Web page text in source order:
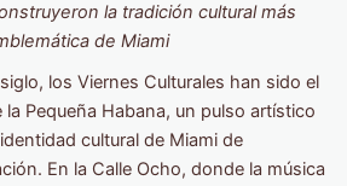
la tradición cultural más
de Miami
los Viernes Culturales han sido el
Pequeña Habana, un pulso artístico
cultural de Miami de
En la Calle Ocho, donde la música